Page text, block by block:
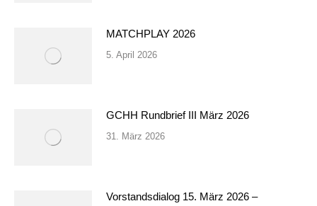
MATCHPLAY 2026
5. April 2026
GCHH Rundbrief III März 2026
31. März 2026
Vorstandsdialog 15. März 2026 –